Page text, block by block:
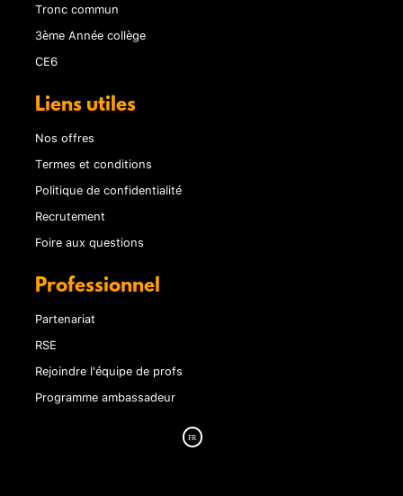
Tronc commun
3ème Année collège
CE6
Liens utiles
Nos offres
Termes et conditions
Politique de confidentialité
Recrutement
Foire aux questions
Professionnel
Partenariat
RSE
Rejoindre l'équipe de profs
Programme ambassadeur